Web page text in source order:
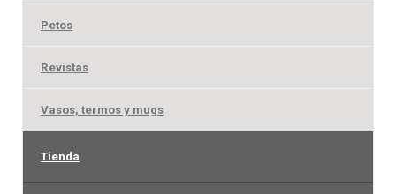
Petos
Revistas
Vasos, termos y mugs
Tienda